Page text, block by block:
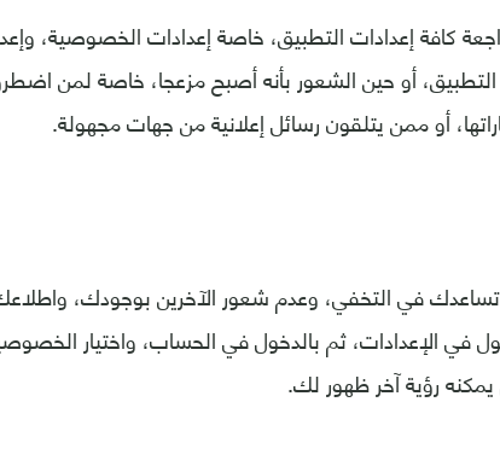
كافة إعدادات التطبيق، خاصة إعدادات الخصوصية،
أو حين الشعور بأنه أصبح مزعجا، خاصة لمن
أو ممن يتلقون رسائل إعلانية من جهات مجهولة.
تساعدك في التخفي، وعدم شعور الآخرين بوجودك،
الإعدادات، ثم بالدخول في الحساب، واختيار
رؤية آخر ظهور لك.